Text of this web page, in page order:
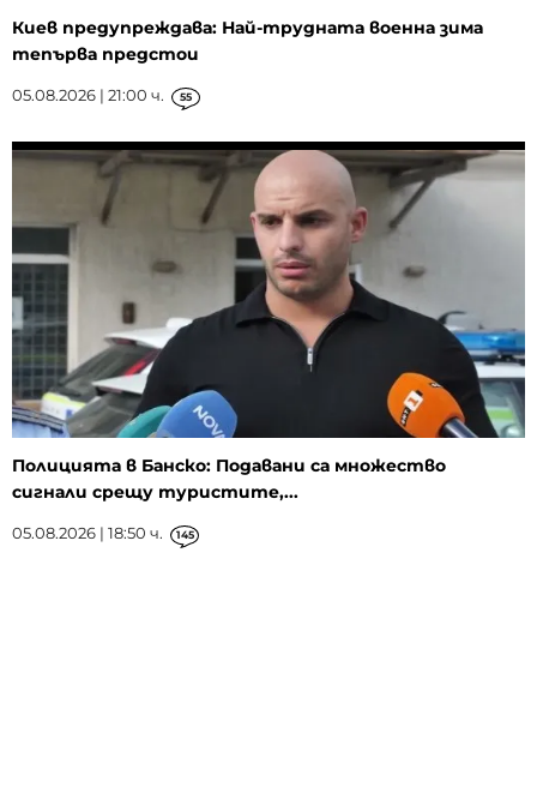
Киев предупреждава: Най-трудната военна зима
тепърва предстои
05.08.2026 | 21:00 ч. 55
Полицията в Банско: Подавани са множество
сигнали срещу туристите,...
05.08.2026 | 18:50 ч. 145